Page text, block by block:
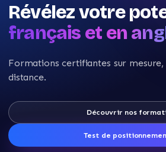
Révélez votre
français et en
Formations certifiantes sur
distance.
Découvrir nos
Test de